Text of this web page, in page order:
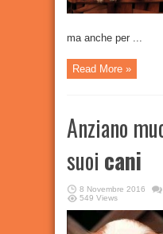
ma anche per ...
Read More »
Anziano
suoi cani
8 Novembre 2016
549 Views